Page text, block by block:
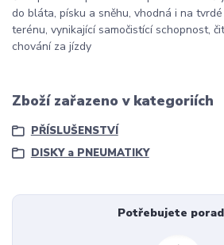
do bláta, písku a sněhu, vhodná i na
terénu, vynikající samočistící schopnost,
chování za jízdy
Zboží zařazeno v kategoriích
PŘÍSLUŠENSTVÍ
DISKY a PNEUMATIKY
Potřebujete